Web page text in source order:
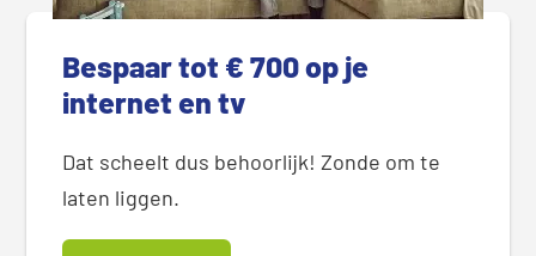
Bespaar tot € 700 op je
internet en tv
Dat scheelt dus behoorlijk! Zonde om te
laten liggen.